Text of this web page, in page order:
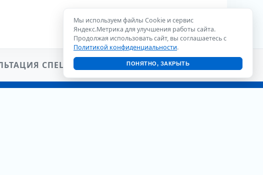
СПЕЦИАЛИСТА
Мы используем файлы Cookie и сервис
Яндекс.Метрика для улучшения работы сайта.
Продолжая использовать сайт, вы соглашаетесь с
Политикой конфиденциальности.
ПОНЯТНО, ЗАКРЫТЬ